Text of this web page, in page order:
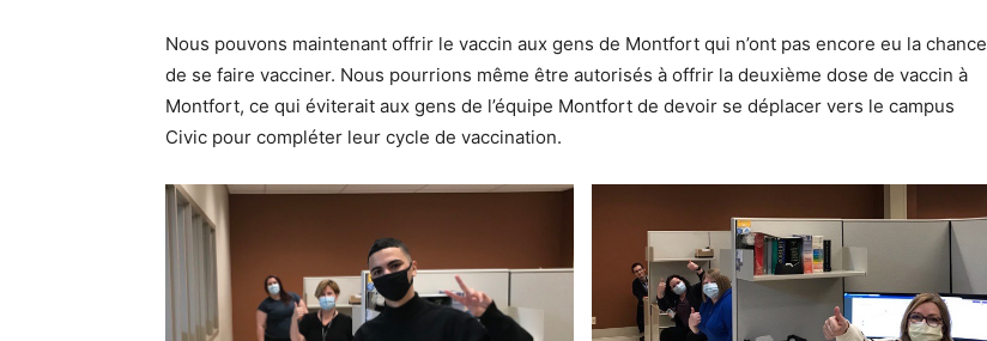
Nous pouvons maintenant offrir le vaccin aux gens de Montfort qui n’ont pas encore eu la chance
de se faire vacciner. Nous pourrions même être autorisés à offrir la deuxième dose de vaccin à
Montfort, ce qui éviterait aux gens de l’équipe Montfort de devoir se déplacer vers le campus
Civic pour compléter leur cycle de vaccination.